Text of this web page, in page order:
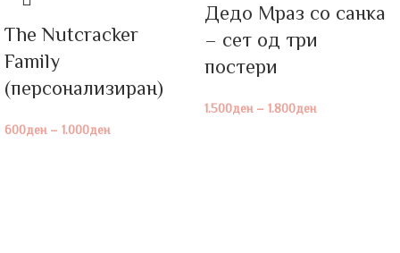
The Nutcracker
Family
(персонализиран)
600ден – 1.000ден
Дедо Мраз со санка
– сет од три
постери
1.500ден – 1.800ден